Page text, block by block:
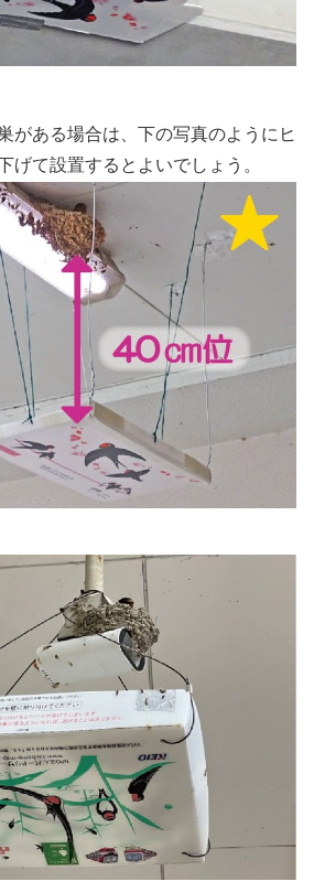
がある場合は、下の写真のようにヒ
げて設置するとよいでしょう。